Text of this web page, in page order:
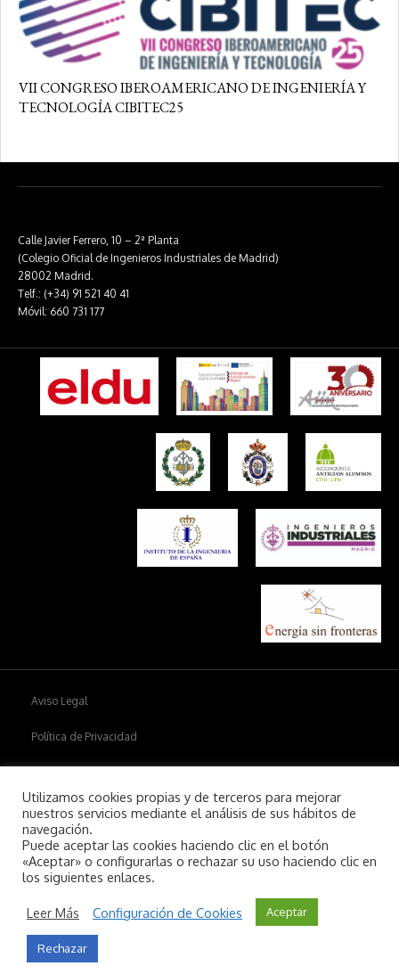
VII CONGRESO IBEROAMERICANO DE INGENIERÍA Y
TECNOLOGÍA CIBITEC25
Calle Javier Ferrero, 10 – 2ª Planta
(Colegio Oficial de Ingenieros Industriales de Madrid)
28002 Madrid.
Telf.: (+34) 91 521 40 41
Móvil: 660 731 177
Aviso Legal
Política de Privacidad
Copyright © 2026Aiim.
Utilizamos cookies propias y de terceros para mejorar
nuestros servicios mediante el análisis de sus hábitos de
navegación.
Puede aceptar las cookies haciendo clic en el botón
«Aceptar» o configurarlas o rechazar su uso haciendo clic en
los siguientes enlaces.
Leer Más Configuración de Cookies Aceptar
Rechazar